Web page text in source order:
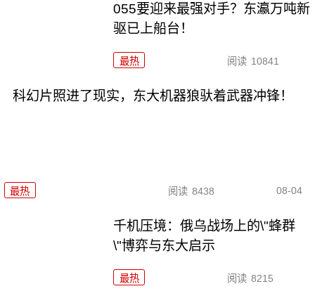
055要迎来最强对手？东瀛万吨新
驱已上船台！
最热 阅读 10841
科幻片照进了现实，东大机器狼驮着武器冲锋！
最热 阅读 8438 08-04
千机压境：俄乌战场上的\"蜂群
\"博弈与东大启示
最热 阅读 8215